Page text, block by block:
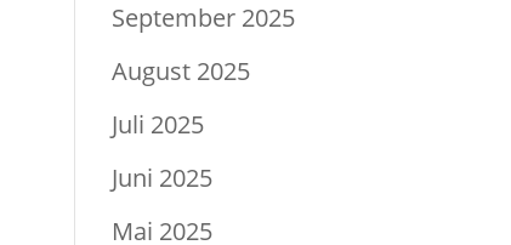
September 2025
August 2025
Juli 2025
Juni 2025
Mai 2025